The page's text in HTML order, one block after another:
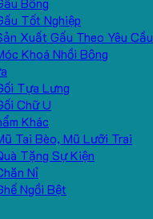
Tốt Nghiệp
Xuất Gấu Theo Yêu Cầu
Khoá Nhồi Bông
Tựa Lưng
Chữ U
Khác
Tai Bèo, Mũ Lưỡi Trai
Tặng Sự Kiện
Nỉ
Ngồi Bệt